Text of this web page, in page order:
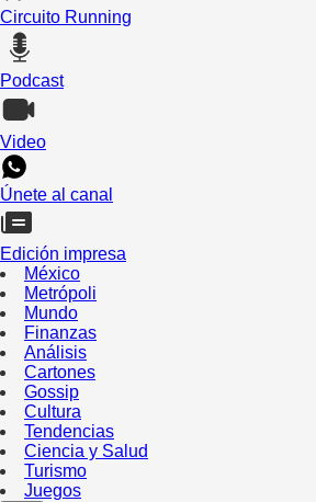
Circuito Running
Podcast
Video
Únete al canal
Edición impresa
México
Metrópoli
Mundo
Finanzas
Análisis
Cartones
Gossip
Cultura
Tendencias
Ciencia y Salud
Turismo
Juegos